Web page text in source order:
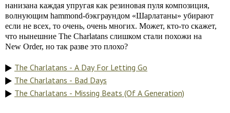
нанизана каждая упругая как резиновая пуля композиция,
волнующим hammond-бэкграундом «Шарлатаны» убирают
если не всех, то очень, очень многих. Может, кто-то скажет,
что нынешние The Charlatans слишком стали похожи на
New Order, но так разве это плохо?
The Charlatans - A Day For Letting Go
The Charlatans - Bad Days
The Charlatans - Missing Beats (Of A Generation)